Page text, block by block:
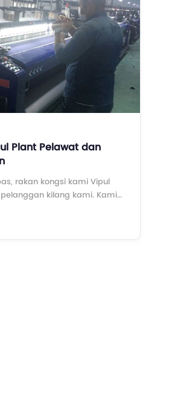
Plant Pelawat dan
rakan kongsi kami Vipul
kilang kami. Kami
mesin kami boleh